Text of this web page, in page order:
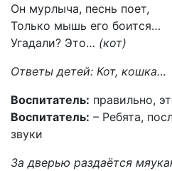
Он мурлыча, песнь поет,
Только мышь его боится…
Угадали? Это… (кот)
Ответы детей: Кот, кошка…
Воспитатель: правильно,
Воспитатель: – Ребята,
звуки
За дверью раздаётся